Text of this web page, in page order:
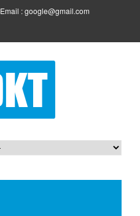
Email : google@gmail.com